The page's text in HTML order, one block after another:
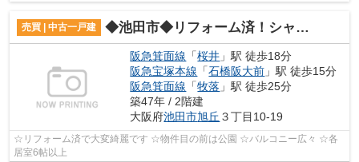
売買 | 中古一戸建 ◆池田市◆リフォーム済！シャッター付き車庫あり♪◆旭丘3丁目◆
阪急箕面線 「桜井 」駅 徒歩18分
阪急宝塚本線 「石橋阪大前 」駅 徒歩15分
阪急箕面線 「牧落 」駅 徒歩25分
築47年 / 2階建
大阪府池田市旭丘 ３丁目10-19
☆リフォーム済で大変綺麗です ☆物件目の前は公園 ☆バルコニー広々 ☆各
居室6帖以上